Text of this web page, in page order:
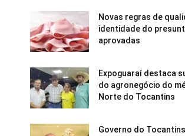
Novas regras de
identidade do
aprovadas
Expoguaraí destaca
do agronegócio do
Norte do Tocantins
Governo do